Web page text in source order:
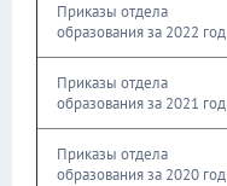
Приказы отдела
образования за 2022 год
Приказы отдела
образования за 2021 год
Приказы отдела
образования за 2020 год